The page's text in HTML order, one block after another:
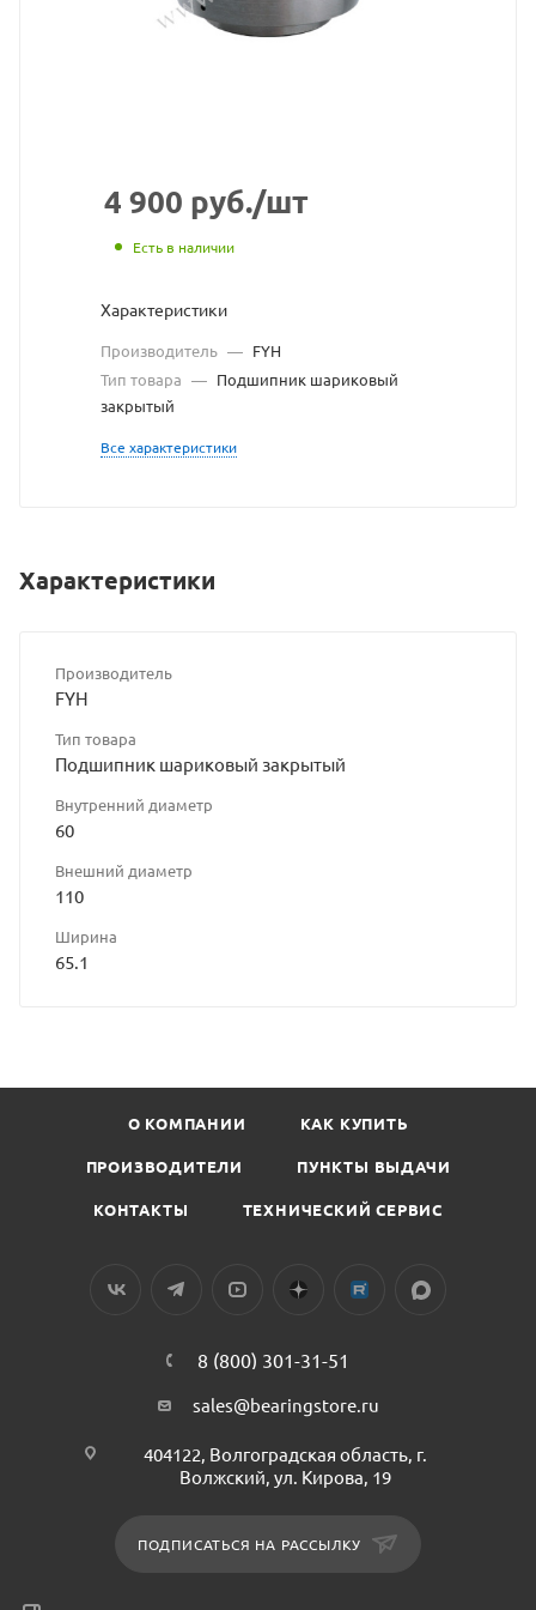
https://
без
разрешения
сайта
4 900 руб./шт
Есть в наличии
Характеристики
Производитель — FYH
Тип товара — Подшипник шариковый
закрытый
Все характеристики
Характеристики
Производитель
FYH
Тип товара
Подшипник шариковый закрытый
Внутренний диаметр
60
Внешний диаметр
110
Ширина
65.1
О КОМПАНИИ КАК КУПИТЬ
ПРОИЗВОДИТЕЛИ ПУНКТЫ ВЫДАЧИ
КОНТАКТЫ ТЕХНИЧЕСКИЙ СЕРВИС
8 (800) 301-31-51
sales@bearingstore.ru
404122, Волгоградская область, г.
Волжский, ул. Кирова, 19
ПОДПИСАТЬСЯ НА РАССЫЛКУ